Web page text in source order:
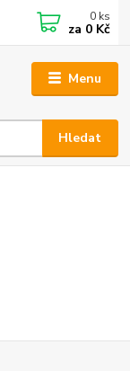
Menu
Hledat
0 ks
za 0 Kč